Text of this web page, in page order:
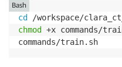
cd
chmod
+x commands/
commands/train.sh
Bash